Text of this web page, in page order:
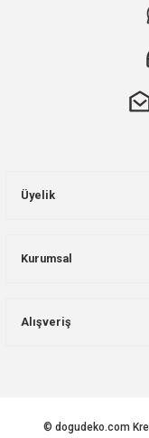
Üyelik
Kurumsal
Alışveriş
© dogudeko.com